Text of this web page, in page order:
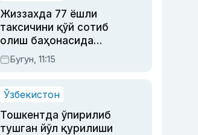
Жиззахда 77 ёшли
таксичини қўй сотиб
олиш баҳонасида
яйловга олиб бориб
ўлдирган йигит 20
Бугун, 11:15
Ўзбекистон
Тошкентда ўпирилиб
тушган йўл қурилиши